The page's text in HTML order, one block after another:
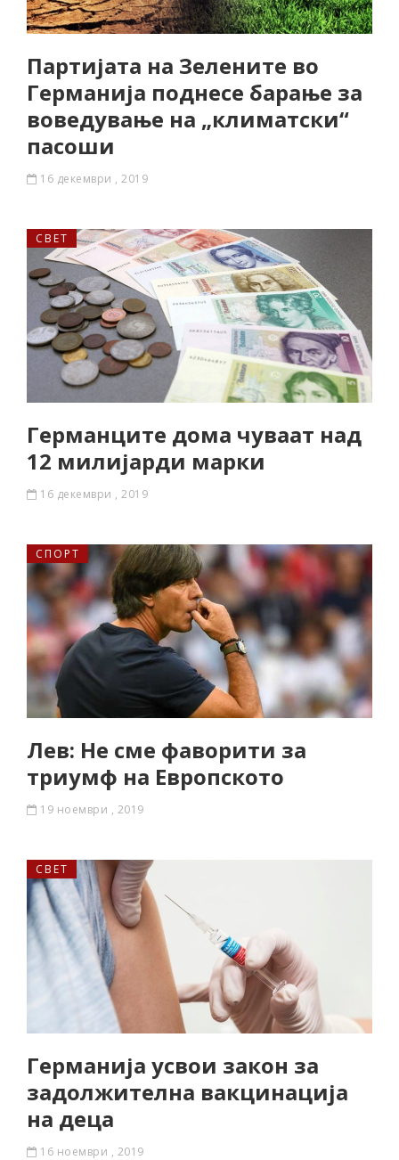
Партијата на Зелените во
Германија поднесе барање за
воведување на „климатски“
пасоши
16 декември , 2019
СВЕТ
Германците дома чуваат над
12 милијарди марки
16 декември , 2019
СПОРТ
Лев: Не сме фаворити за
триумф на Европското
19 ноември , 2019
СВЕТ
Германија усвои закон за
задолжителна вакцинација
на деца
16 ноември , 2019